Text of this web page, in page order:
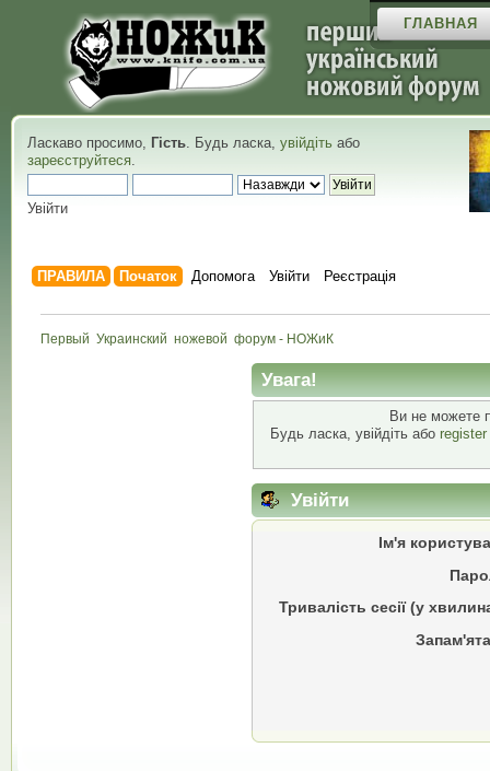
ГЛАВНАЯ
Ласкаво просимо, Гість. Будь ласка, увійдіть або
зареєструйтеся.
Увійти
ПРАВИЛА Початок Допомога Увійти Реєстрація
Первый  Украинский  ножевой  форум - НОЖиК
Увага!
Ви не можете
Будь ласка, увійдіть або
Увійти
Ім'я
Тривалість сесії (у